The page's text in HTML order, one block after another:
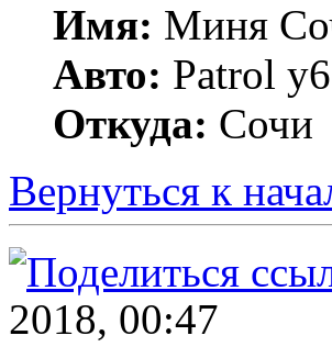
Имя: Миня
Авто: Patrol
Откуда: Сочи
Вернуться к
2018, 00:47